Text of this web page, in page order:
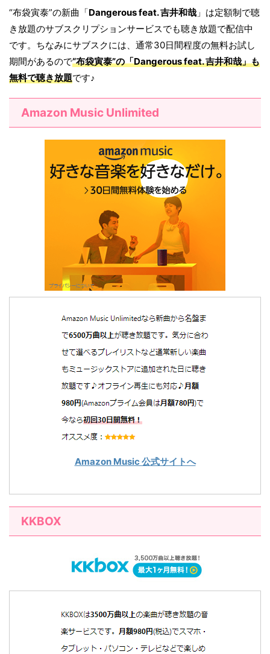
“布袋寅泰”の新曲「Dangerous feat. 吉井和哉 」は定額制で聴
き放題のサブスクリプションサービスでも聴き放題で配信中
です。ちなみにサブスクには、通常30日間程度の無料お試し
期間があるので“布袋寅泰”の「Dangerous feat. 吉井和哉」も
無料で聴き放題です♪
Amazon Music Unlimited
Amazon Music 公式サイトへ
KKBOX